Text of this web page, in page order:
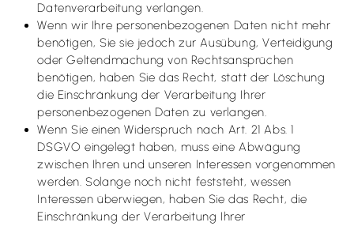
Datenverarbeitung verlangen.
Wenn wir Ihre personenbezogenen Daten nicht mehr
benötigen, Sie sie jedoch zur Ausübung, Verteidigung
oder Geltendmachung von Rechtsansprüchen
benötigen, haben Sie das Recht, statt der Löschung
die Einschränkung der Verarbeitung Ihrer
personenbezogenen Daten zu verlangen.
Wenn Sie einen Widerspruch nach Art. 21 Abs. 1
DSGVO eingelegt haben, muss eine Abwägung
zwischen Ihren und unseren Interessen vorgenommen
werden. Solange noch nicht feststeht, wessen
Interessen überwiegen, haben Sie das Recht, die
Einschränkung der Verarbeitung Ihrer